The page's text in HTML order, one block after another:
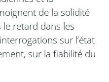
de la solidité
retard dans les
sur l’état
sur la fiabilité du